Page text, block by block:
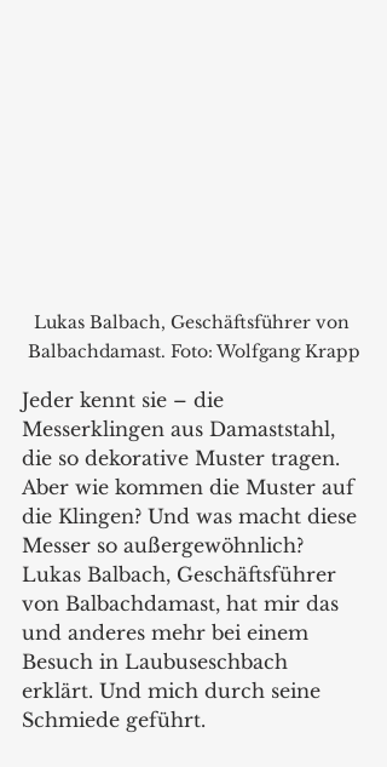
Lukas Balbach, Geschäftsführer von
Balbachdamast. Foto: Wolfgang Krapp
Jeder kennt sie – die
Messerklingen aus Damaststahl,
die so dekorative Muster tragen.
Aber wie kommen die Muster auf
die Klingen? Und was macht diese
Messer so außergewöhnlich?
Lukas Balbach, Geschäftsführer
von Balbachdamast, hat mir das
und anderes mehr bei einem
Besuch in Laubuseschbach
erklärt. Und mich durch seine
Schmiede geführt.